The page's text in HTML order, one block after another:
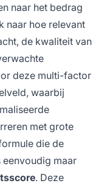
naar het bedrag
naar hoe relevant
de kwaliteit van
deze multi-factor
waarbij
met grote
die de
eenvoudig maar
. Deze